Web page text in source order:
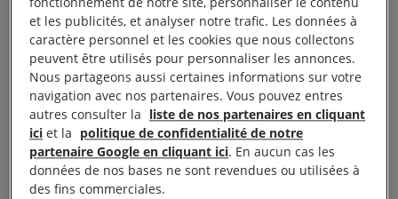
Cette annonce est un coup porté à des millions de
victimes à travers le monde, en particulier car elle
intervient peu après la décision prise récemment
par l’Afrique du Sud et le Burundi de se retirer eux
aussi de la CPI. Dans sa déclaration, le ministre de
l’Information reproche à la Cour de persécuter et
d’humilier des personnes de couleur, en particulier
et les publicités, et analyser notre trafic. Les données à
caractère personnel et les cookies que nous collectons
peuvent être utilisés pour personnaliser les annonces.
Nous partageons aussi certaines informations sur votre
navigation avec nos partenaires. Vous pouvez entres
autres consulter la liste de nos partenaires en cliquant
ici et la politique de confidentialité de notre
partenaire Google en cliquant ici. En aucun cas les
données de nos bases ne sont revendues ou utilisées à
des fins commerciales.